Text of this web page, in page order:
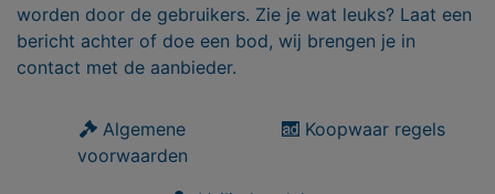
worden door de gebruikers. Zie je wat leuks? Laat een
bericht achter of doe een bod, wij brengen je in
contact met de aanbieder.
Algemene
voorwaarden
Koopwaar regels